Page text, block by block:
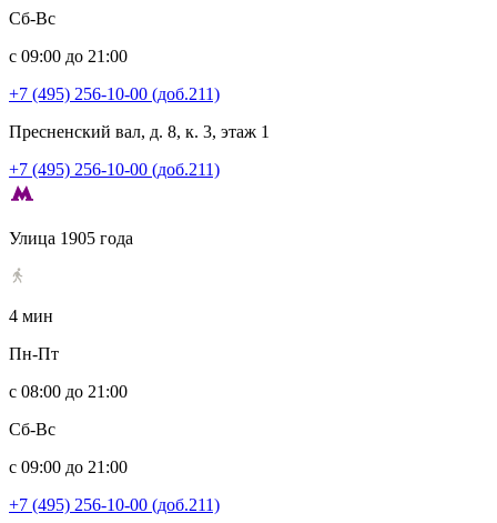
Сб-Вс
с 09:00 до 21:00
+7 (495) 256-10-00 (доб.211)
Пресненский вал, д. 8, к. 3, этаж 1
+7 (495) 256-10-00 (доб.211)
Улица 1905 года
4 мин
Пн-Пт
с 08:00 до 21:00
Сб-Вс
с 09:00 до 21:00
+7 (495) 256-10-00 (доб.211)